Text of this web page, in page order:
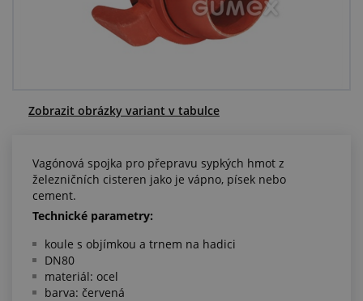
Centrum poptávek
Zobrazit obrázky variant v tabulce
Vagónová spojka pro přepravu sypkých hmot z
železničních cisteren jako je vápno, písek nebo
cement.
Technické parametry:
koule s objímkou a trnem na hadici
DN80
materiál: ocel
barva: červená